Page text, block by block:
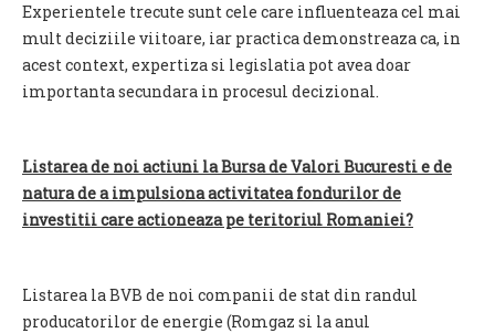
Experientele trecute sunt cele care influenteaza cel mai
mult deciziile viitoare, iar practica demonstreaza ca, in
acest context, expertiza si legislatia pot avea doar
importanta secundara in procesul decizional.
Listarea de noi actiuni la Bursa de Valori Bucuresti e de
natura de a impulsiona activitatea fondurilor de
investitii care actioneaza pe teritoriul Romaniei?
Listarea la BVB de noi companii de stat din randul
producatorilor de energie (Romgaz si la anul